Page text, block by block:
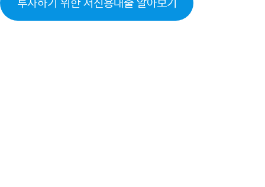
투자하기 위한 저신용대출 알아보기